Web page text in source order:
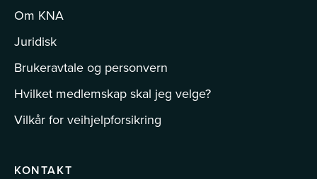
Om KNA
Juridisk
Brukeravtale og personvern
Hvilket medlemskap skal jeg velge?
Vilkår for veihjelpforsikring
KONTAKT